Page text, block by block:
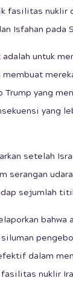
fasilitas nuklir
Isfahan pada
untuk
yang
yang
setelah
serangan
sejumlah
dalam
nuklir